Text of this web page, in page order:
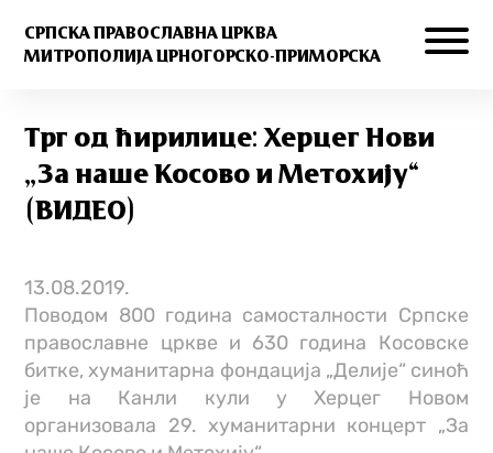
СРПСКА ПРАВОСЛАВНА ЦРКВА
МИТРОПОЛИЈА ЦРНОГОРСКО-ПРИМОРСКА
Трг од ћирилице: Херцег Нови
„За наше Косово и Метохију“
(ВИДЕО)
13.08.2019.
Поводом 800 година самосталности Српске
православне цркве и 630 година Косовске
битке, хуманитарна фондација „Делије“ синоћ
је на Канли кули у Херцег Новом
организовала 29. хуманитарни концерт „За